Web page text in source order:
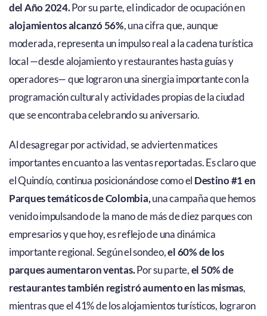
del Año 2024.Por su parte, el indicador de ocupación en
alojamientos alcanzó 56%, una cifra que, aunque
moderada, representa un impulso real a la cadena turística
local —desde alojamiento y restaurantes hasta guías y
operadores— que lograron una sinergia importante con la
programación cultural y actividades propias de la ciudad
que se encontraba celebrando su aniversario.
Al desagregar por actividad, se advierten matices
importantes en cuanto a las ventas reportadas. Es claro que
el Quindío, continua posicionándose como el Destino #1 en
Parques temáticos de Colombia,una campaña que hemos
venido impulsando de la mano de más de diez parques con
empresarios y que hoy, es reflejo de una dinámica
importante regional. Según el sondeo,el 60% de los
parques aumentaron ventas.Por su parte,el 50% de
restaurantes también registró aumento en las mismas,
mientras que el 41% de los alojamientos turísticos, lograron